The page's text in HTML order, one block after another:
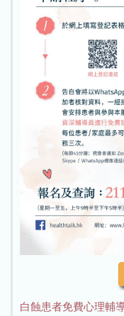
白蝕患者免費心理輔